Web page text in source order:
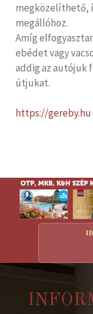
megközelíthető,
megállóhoz.
Amíg
ebédet vagy
addig az autójuk
útjukat.
https://gereby.hu